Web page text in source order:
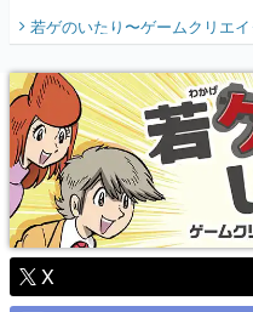
開く
『少年
り】
若ゲのいたり〜ゲームクリエ
X